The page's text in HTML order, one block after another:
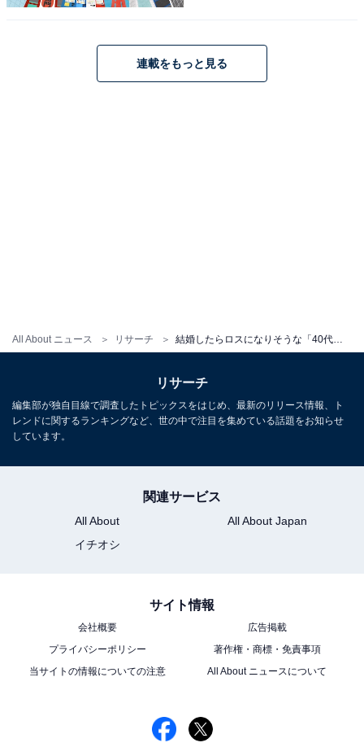
All About ニュース リサーチ
いるので、綾瀬さんが結婚を発表したら多くのロスを生
回答者からは、「みんなの憧れが結婚してしまいさびし
※回答者コメントは原文ママです
元テレビ局スタッフ
長年に渡ってテレビ局でバラエティー番組、情報番組などを制作。
その後、フリーランスの編集・ライターに転身。芸能情報に精通
を執筆。編集プロダクション「ゆるま」を立ち上げる。
5位までの全ランキング結果を見
連載をもっと見る
リサーチ
編集部が独自目線で調査したトピックスをはじめ、最新のリリース情報、ト
レンドに関するランキングなど、世の中で注目を集めている話題をお知らせ
しています。
関連サービス
All About
All About Japan
イチオシ
サイト情報
会社概要
広告掲載
プライバシーポリシー
著作権・商標・免責事項
当サイトの情報についての注意
All About ニュースについて